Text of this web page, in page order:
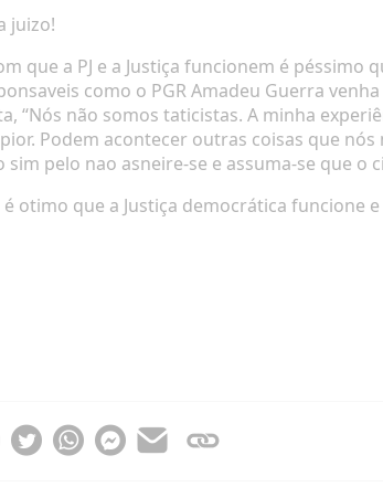
juizo!
que a PJ e a Justiça funcionem é
como o PGR Amadeu Guerra
“Nós não somos taticistas. A minha
Podem acontecer outras coisas que
sim pelo nao asneire-se e assuma-se que o
é otimo que a Justiça democrática funcione